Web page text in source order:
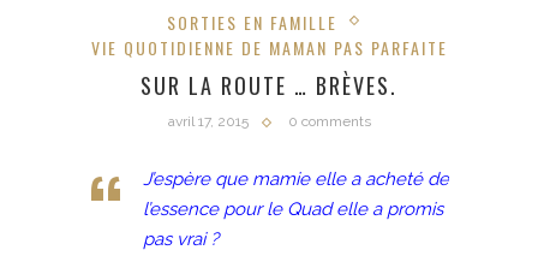
SORTIES EN FAMILLE
VIE QUOTIDIENNE DE MAMAN PAS PARFAITE
SUR LA ROUTE … BRÈVES.
avril 17, 2015 0 comments
J’espère que mamie elle a acheté de
l’essence pour le Quad elle a promis
pas vrai ?